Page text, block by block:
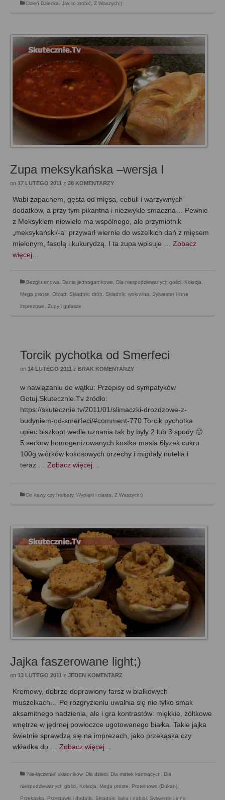
Dzień Dziecka Jak to zrobić Z Waszych:)
Zupa meksykańska –wersja I
on 17 LUTEGO 2011 z 38 KOMENTARZY
Wabi zapachem, gęsta od mięsa, cebuli i warzywnych
dodatków, a przy tym pikantna i niezwykle smaczna… Pewnie
z Meksykiem niewiele ma wspólnego, ale przymiotnik
„meksykański/-a” przywarł wiernie do wszelkich dań z mięsem
mielonym, fasolą i kukurydzą. I ta zupa wpisuje … Zobacz
więcej…
Bezglutenowa, Dania jednogarnkowe, Dla niespodziewanych gości, Kolacja,
Mega proste, Obiad, Składnik: drób, Składnik: wołowina, Sylwester i inne
imprezowe, Zupy i gulasze
Torcik pychotka od Smerfeci
on 14 LUTEGO 2011 z BRAK KOMENTARZY
w nawiązaniu do wątku: Przepisy od sympatyków
Gotuj.Skutecznie.Tv źródło:
https://skutecznie.tv/2011/01/slimaczki-drozdzowe-z-
budyniem-od-smerfeci/#comment-770 Torcik pychotka
upiec biszkopt wedle uznania tak by byly 2 lub 3 spody 🙂
5 serkow homogenizowanych kostka masla 6łyzek cukru
100g wiórków kokosowych orzechy i migdaly nutella i
teraz … Zobacz więcej…
Do kawy czy herbaty, Wypieki i ciasta, Z Waszych:)
Jajka faszerowane light;)
on 13 LUTEGO 2011 z JEDEN KOMENTARZ
Kremowy, dobrze doprawiony farsz w białkowych
muszelkach… Po rozgryzieniu uwalnia się nie tylko smak
aksamitnego nadzienia, ale i gra kontrastów: miękkie, żółtkowe
wnętrze w jędrnej powłoczce ugotowanego białka. Takie jajka
świetnie sprawdzą się na imprezach, jako przekąska czy
wkładka do … Zobacz więcej…
'Nie-łączenie' składników, Dla dzieci Dla matek karmiących Dla
niespodziewanych gości Kolacja Mega proste Proteinowa (Dukan)
Przekąska Przystawki i dodatki Składnik: jajka i nabiał Sylwester i inne